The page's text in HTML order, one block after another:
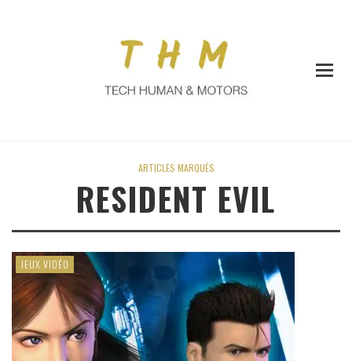
ARTICLES MARQUÉS
RESIDENT EVIL
JEUX VIDÉO